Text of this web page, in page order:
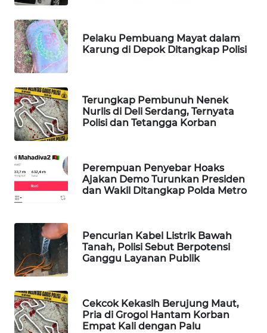
Pelaku Pembuang Mayat dalam
Karung di Depok Ditangkap Polisi
Terungkap Pembunuh Nenek
Nurlis di Deli Serdang, Ternyata
Polisi dan Tetangga Korban
Perempuan Penyebar Hoaks
Ajakan Demo Turunkan Presiden
dan Wakil Ditangkap Polda Metro
Pencurian Kabel Listrik Bawah
Tanah, Polisi Sebut Berpotensi
Ganggu Layanan Publik
Cekcok Kekasih Berujung Maut,
Pria di Grogol Hantam Korban
Empat Kali dengan Palu
ADVOKAT
WAHANA
INFRASTRUKTUR
KONSUMEN
WAHANA
LISTRIK
WAHANA
TRAVEL
TV
WAHANANEWS
ID
WAHANANEWS
CO ID